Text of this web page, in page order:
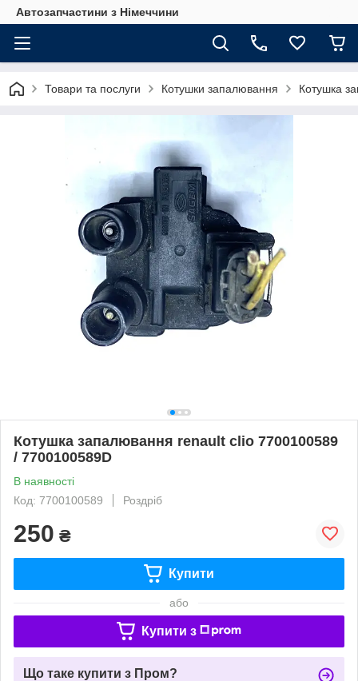
Автозапчастини з Німеччини
Товари та послуги Котушки запалювання Котушка
Котушка запалювання renault clio 7700100589
/ 7700100589D
В наявності
Код: 7700100589
Роздріб
250 ₴
Купити
або
Купити з
Що таке купити з Пром?